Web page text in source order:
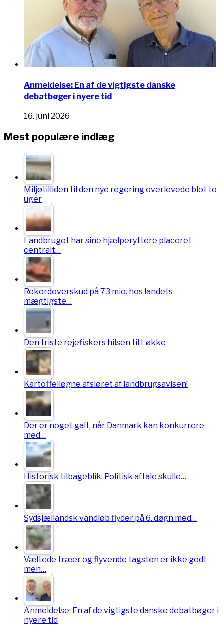
Anmeldelse: En af de vigtigste danske
debatbøger i nyere tid
16. juni 2026
Mest populære indlæg
Miljøtilliden til den nye regering overlevede blot to
uger
Landbruget har sine hjælperyttere placeret
centralt…
Rekordoverskud på 73 mio. hos landets
mægtigste…
Den triste rejefiskers hilsen til Løkke
Kartoffelløgne afsløret af landbrugsavisen!
Der er noget galt, når Danmark kan konkurrere
med…
Historisk tilbageblik: Politisk aftale skulle…
Sydsjællandsk vandløb flyder på 6. døgn med…
Væltede træer og flyvende tagsten er ikke godt
men…
Anmeldelse: En af de vigtigste danske debatbøger i
nyere tid